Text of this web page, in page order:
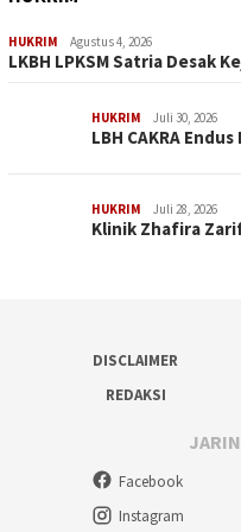
HUKRIM Agustus 4, 2026
LKBH LPKSM Satria Desak
HUKRIM Juli 30, 2026
LBH CAKRA
HUKRIM Juli 28, 2026
Klinik Zhafira
DISCLAIMER
REDAKSI
Facebook
Instagram